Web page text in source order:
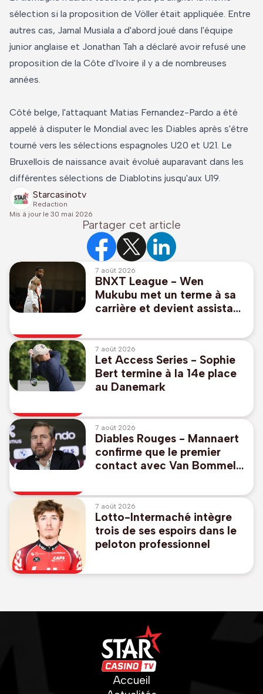
sélection si la proposition de Völler était appliquée. Entre
autres cas, Jamal Musiala a d'abord joué dans l'équipe
junior anglaise et Jonathan Tah a déclaré avoir refusé une
proposition de la Côte d'Ivoire il y a de nombreuses
années.
Côté belge, l'attaquant Matias Fernandez-Pardo a été
appelé à disputer le Mondial avec les Diables après s'être
tourné vers les sélections espagnoles U20 et U21. Le
Bruxellois de naissance avait évolué auparavant dans les
différentes sélections de Diablotins jusqu'aux U19.
Starcasinotv
Redaction
Mis à jour le 30 mai 2026
Partager cet article
7 août 2026
BNXT League - Wen
Mukubu met un terme à sa
carrière et devient assistant
Ostende
7 août 2026
Let Access Series - Sophie
Bert termine à la 14e place
au Danemark
7 août 2026
Diables Rouges - Mannaert
confirme que le premier
contact avec Van Bommel
7 août 2026
Lotto-Intermaché intègre
trois de ses espoirs dans le
peloton professionnel
Accueil